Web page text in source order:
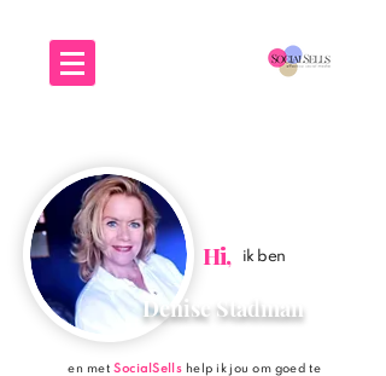
ik ben
Denise Stadman
Hi,
en met SocialSells help ik jou om goed te